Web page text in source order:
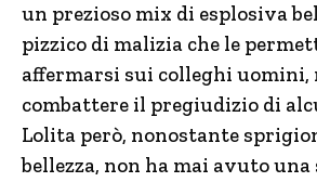
un prezioso mix di esplosiva
pizzico di malizia che le
affermarsi sui colleghi uomini,
combattere il pregiudizio di
Lolita però, nonostante
bellezza, non ha mai avuto